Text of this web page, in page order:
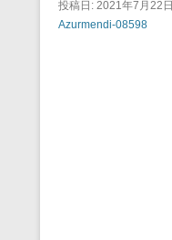
投稿日: 2021年7月22日
Azurmendi-08598